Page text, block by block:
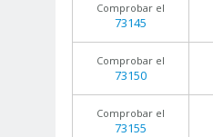
Comprobar el
73145
Comprobar el
73150
Comprobar el
73155